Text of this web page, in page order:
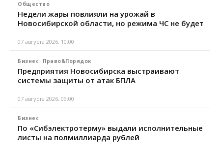
Общество
Недели жары повлияли на урожай в
Новосибирской области, но режима ЧС не будет
07 августа 2026, 10:00
Бизнес Право&Порядок
Предприятия Новосибирска выстраивают
системы защиты от атак БПЛА
07 августа 2026, 09:00
Бизнес
По «Сибэлектротерму» выдали исполнительные
листы на полмиллиарда рублей